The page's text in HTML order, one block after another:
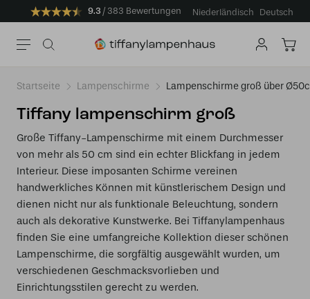
9.3 383 Bewertungen Niederländisch Deutsch
Startseite Lampenschirme Lampenschirme groß über
Tiffany lampenschirm groß​
Große Tiffany-Lampenschirme mit einem Durchmesser
von mehr als 50 cm sind ein echter Blickfang in jedem
Interieur. Diese imposanten Schirme vereinen
handwerkliches Können mit künstlerischem Design und
dienen nicht nur als funktionale Beleuchtung, sondern
auch als dekorative Kunstwerke. Bei Tiffanylampenhaus
finden Sie eine umfangreiche Kollektion dieser schönen
Lampenschirme, die sorgfältig ausgewählt wurden, um
verschiedenen Geschmacksvorlieben und
Einrichtungsstilen gerecht zu werden.